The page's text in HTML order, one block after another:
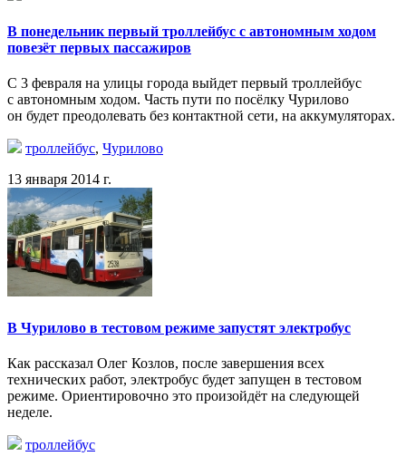
В понедельник первый троллейбус с автономным ходом
повезёт первых пассажиров
С 3 февраля на улицы города выйдет первый троллейбус
с автономным ходом. Часть пути по посёлку Чурилово
он будет преодолевать без контактной сети, на аккумуляторах.
троллейбус, Чурилово
13 января 2014 г.
В Чурилово в тестовом режиме запустят электробус
Как рассказал Олег Козлов, после завершения всех
технических работ, электробус будет запущен в тестовом
режиме. Ориентировочно это произойдёт на следующей
неделе.
троллейбус